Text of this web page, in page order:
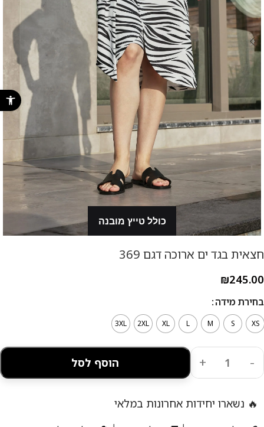
פתח סרגל
חצאית בגד ים ארוכה דגם 369
₪245.00
בחירת מידה
XS
S
M
L
XL
2XL
3XL
הוסף לסל
🔥 נשארו יחידות אחרונות במלאי
כולל טייץ מובנה